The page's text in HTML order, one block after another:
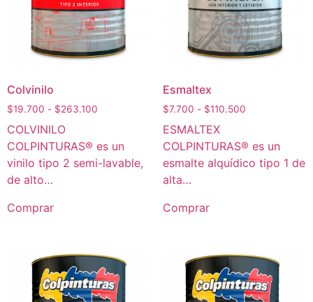
Colvinilo
$19.700 - $263.100
COLVINILO
COLPINTURAS® es un
vinilo tipo 2 semi-lavable,
de alto…
Comprar
Esmaltex
$7.700 - $110.500
ESMALTEX
COLPINTURAS® es un
esmalte alquídico tipo 1 de
alta…
Comprar